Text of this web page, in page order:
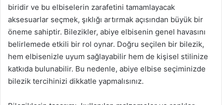
biridir ve bu elbiselerin zarafetini tamamlayacak
aksesuarlar seçmek, şıklığı artırmak açısından büyük bir
öneme sahiptir. Bilezikler, abiye elbisenin genel havasını
belirlemede etkili bir rol oynar. Doğru seçilen bir bilezik,
hem elbisenizle uyum sağlayabilir hem de kişisel stilinize
katkıda bulunabilir. Bu nedenle, abiye elbise seçiminizde
bilezik tercihinizi dikkatle yapmalısınız.